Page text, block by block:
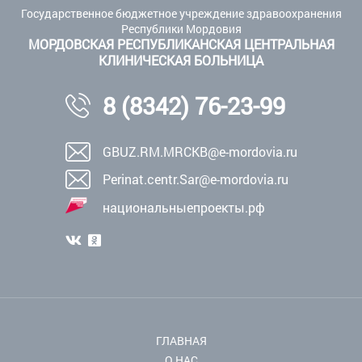
Государственное бюджетное учреждение здравоохранения
Республики Мордовия
МОРДОВСКАЯ РЕСПУБЛИКАНСКАЯ ЦЕНТРАЛЬНАЯ
КЛИНИЧЕСКАЯ БОЛЬНИЦА
8 (8342) 76-23-99
GBUZ.RM.MRCKB@e-mordovia.ru
Perinat.centr.Sar@e-mordovia.ru
национальныепроекты.рф
ГЛАВНАЯ